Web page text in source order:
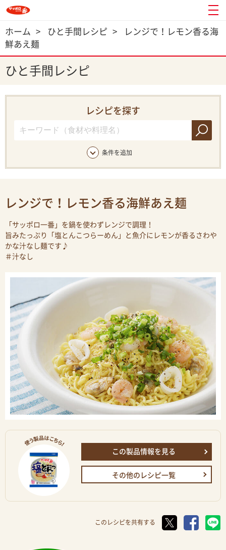
ホーム > ひと手間レシピ >
レンジで！レモン香る海
鮮あえ麺
ひと手間レシピ
レシピを探す
条件を追加
レンジで！レモン香る海鮮あえ麺
「サッポロ一番」を鍋を使わずレンジで調理！
旨みたっぷり「塩とんこつらーめん」と魚介にレモンが香るさわや
かな汁なし麺です♪
＃汁なし
この製品情報を見る
その他のレシピ一覧
このレシピを共有する